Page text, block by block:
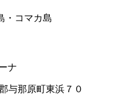
・コマカ島
ナ
与那原町東浜７０